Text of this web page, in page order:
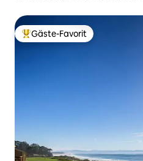
Beliebter Gäste-Favorit.
Gäste-Favorit